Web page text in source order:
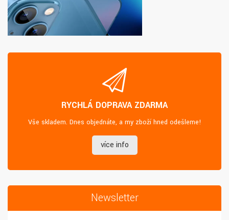
RYCHLÁ DOPRAVA ZDARMA
Vše skladem. Dnes objednáte, a my zboží hned odešleme!
více info
Newsletter